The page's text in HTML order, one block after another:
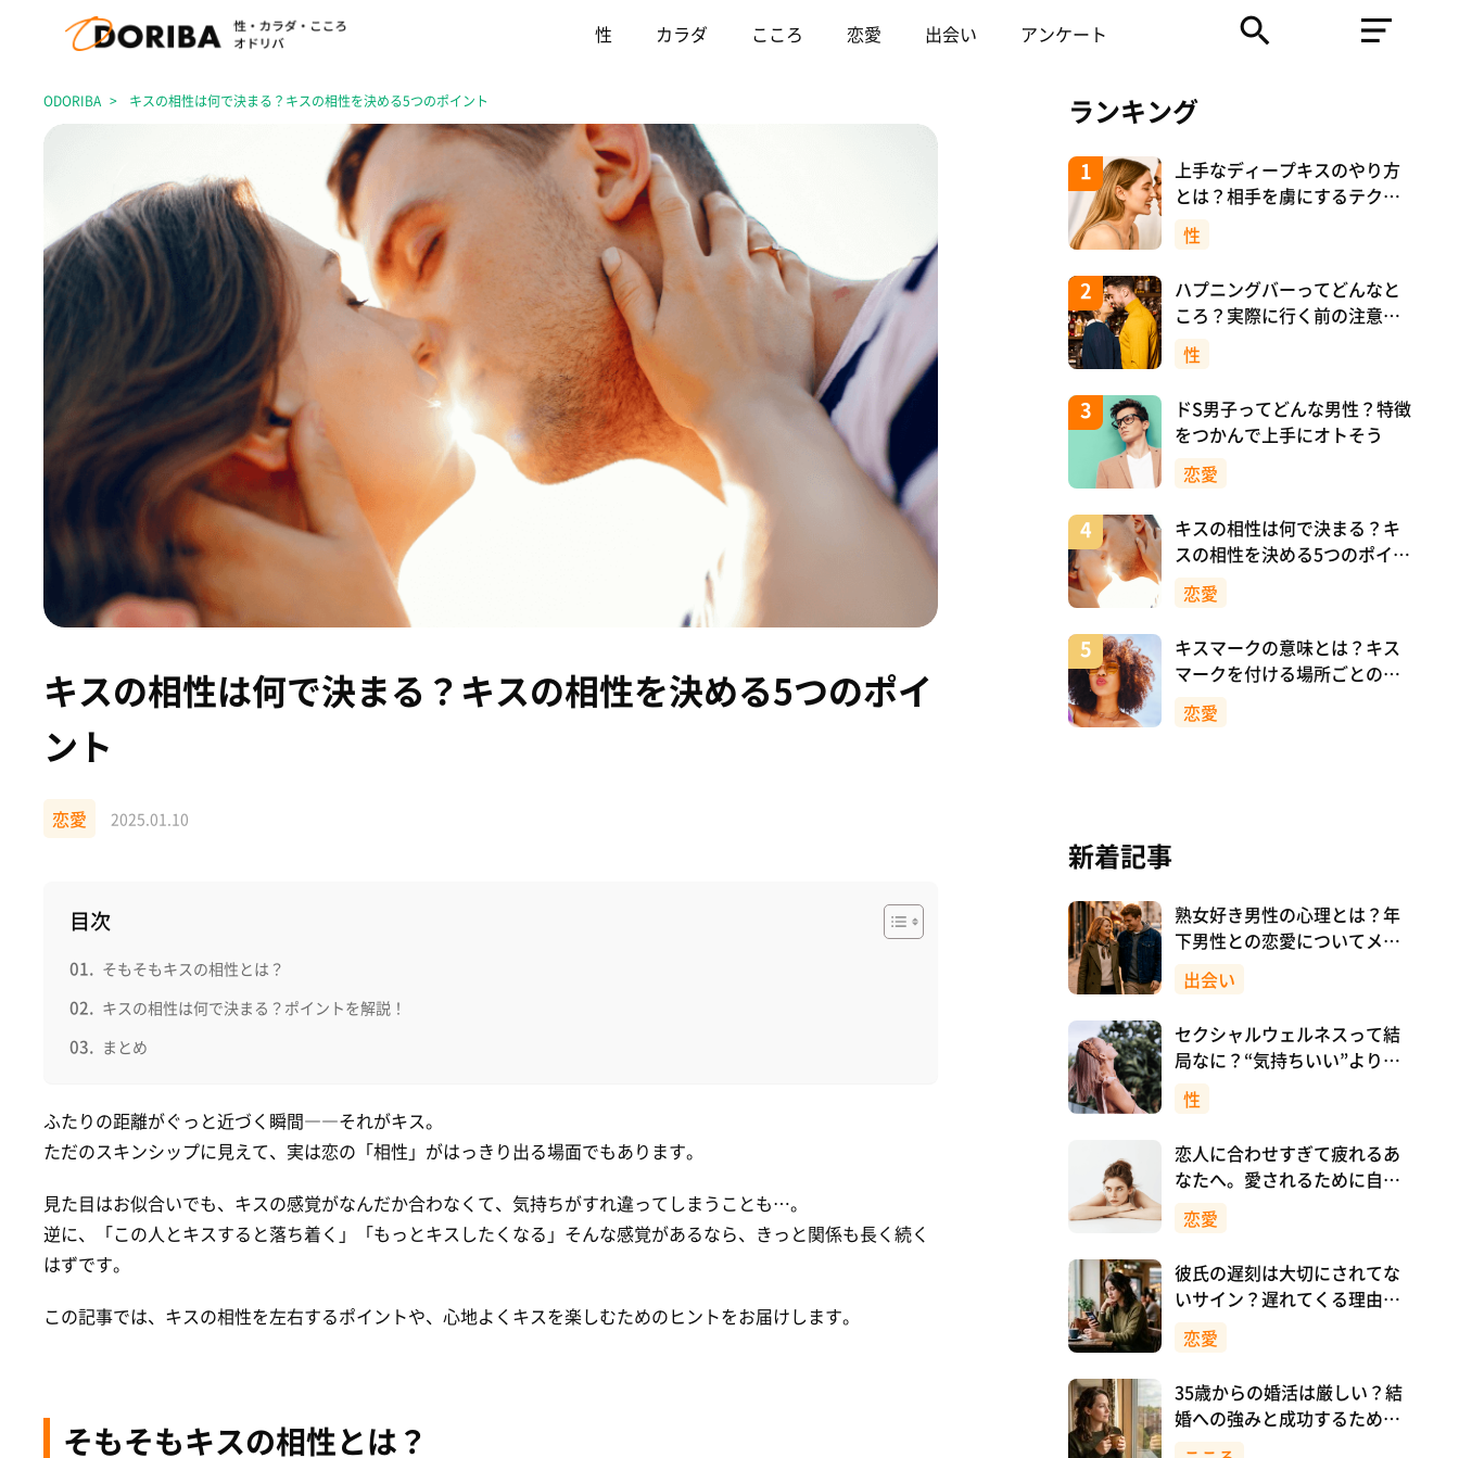
性 カラダ こころ 恋愛 出会い アンケート
ODORIBA キスの相性は何で決まる？キスの相性を決める5つのポイント
キスの相性は何で決まる？キスの相性を決める5つのポイ
ント
恋愛 2025.01.10
目次
そもそもキスの相性とは？
キスの相性は何で決まる？ポイントを解説！
まとめ
ふたりの距離がぐっと近づく瞬間――それがキス。
ただのスキンシップに見えて、実は恋の「相性」がはっきり出る場面でもあります。
見た目はお似合いでも、キスの感覚がなんだか合わなくて、気持ちがすれ違ってしまうことも…。
逆に、「この人とキスすると落ち着く」「もっとキスしたくなる」そんな感覚があるなら、きっと関係も長く続く
はずです。
この記事では、キスの相性を左右するポイントや、心地よくキスを楽しむためのヒントをお届けします。
そもそもキスの相性とは？
ランキング
上手なディープキスのやり方
とは？相手を虜にするテクニ
ックを紹介！
性
ハプニングバーってどんなと
ころ？実際に行く前の注意や
マナーについて！
性
ドS男子ってどんな男性？特徴
をつかんで上手にオトそう
恋愛
キスの相性は何で決まる？キ
スの相性を決める5つのポイン
ト
恋愛
キスマークの意味とは？キス
マークを付ける場所ごとの意
味を詳しく解説
恋愛
新着記事
熟女好き男性の心理とは？年
下男性との恋愛についてメリ
ットも解説！
出会い
セクシャルウェルネスって結
局なに？“気持ちいい”より先
に、自分を大切にすること
性
恋人に合わせすぎて疲れるあ
なたへ。愛されるために自分
を消さない恋愛のつくり方
恋愛
彼氏の遅刻は大切にされてな
いサイン？遅れてくる理由と
対処法
恋愛
35歳からの婚活は厳しい？結
婚への強みと成功するために
意識したいこと